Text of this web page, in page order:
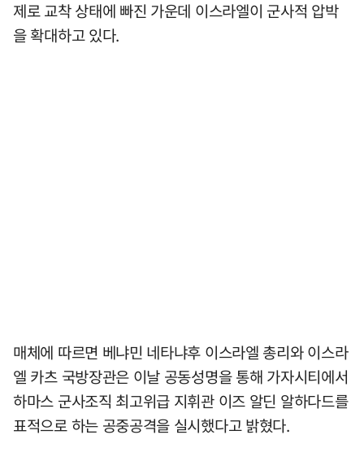
제로 교착 상태에 빠진 가운데 이스라엘이 군사적 압박
을 확대하고 있다.
매체에 따르면 베냐민 네타냐후 이스라엘 총리와 이스라
엘 카츠 국방장관은 이날 공동성명을 통해 가자시티에서
하마스 군사조직 최고위급 지휘관 이즈 알딘 알하다드를
표적으로 하는 공중공격을 실시했다고 밝혔다.